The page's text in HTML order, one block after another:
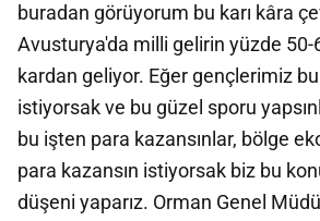
buradan görüyorum bu karı kâra
Avusturya'da milli gelirin yüzde 50-
kardan geliyor. Eğer gençlerimiz
istiyorsak ve bu güzel sporu
bu işten para kazansınlar, bölge
para kazansın istiyorsak biz bu
düşeni yaparız. Orman Genel